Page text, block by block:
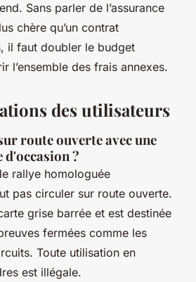
Sans parler de l’assurance
chère qu’un contrat
il faut doubler le budget
l’ensemble des frais annexes.
des utilisateurs
route ouverte avec une
?
rallye homologuée
pas circuler sur route ouverte.
grise barrée et est destinée
fermées comme les
Toute utilisation en
est illégale.